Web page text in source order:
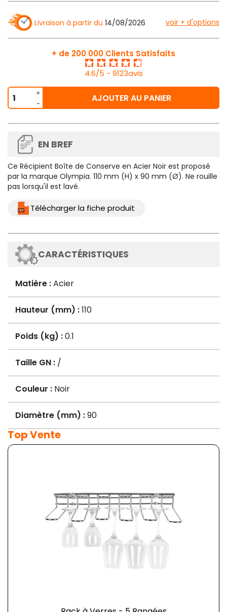
Livraison à partir du 14/08/2026 voir + d'options
+ de 200 000 Clients Satisfaits
4.6/5 - 9123avis
AJOUTER AU PANIER
EN BREF
Ce Récipient Boîte de Conserve en Acier Noir est proposé
par la marque Olympia. 110 mm (H) x 90 mm (Ø). Ne rouille
pas lorsqu'il est lavé.
Télécharger la fiche produit
CARACTÉRISTIQUES
Matière :Acier
Hauteur (mm) :110
Poids (kg) :0.1
Taille GN : /
Couleur : Noir
Diamètre (mm) :90
Top Vente